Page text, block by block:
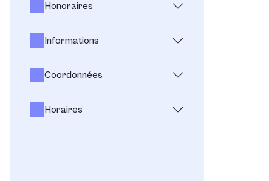
Honoraires
Informations
Coordonnées
Horaires